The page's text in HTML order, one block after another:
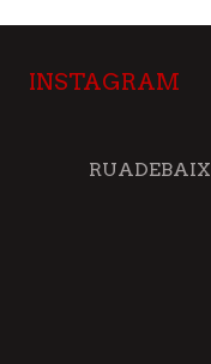
INSTAGRAM